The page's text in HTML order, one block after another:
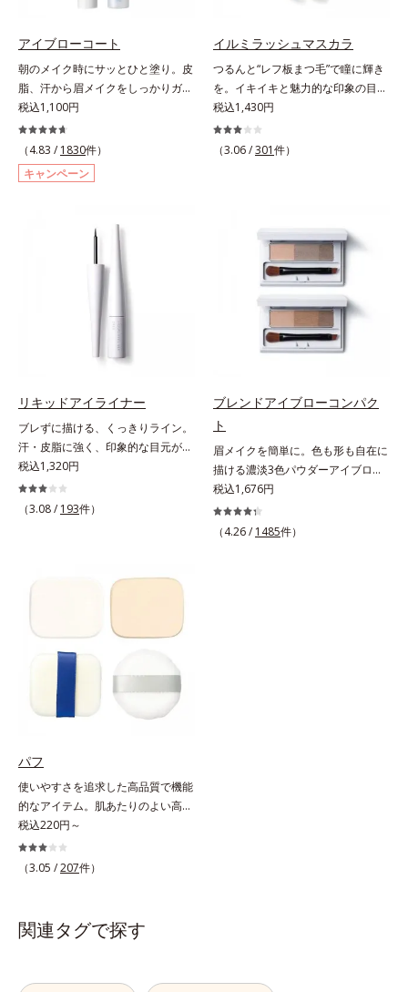
れて丸い粉体になる「バウンスロー
上で転がりやすく、ひと塗りでふわ
っとのび広がります。
アイブローコート
朝のメイク時にサッとひと塗り。皮
脂、汗から眉メイクをしっかりガー
ド！。メイク時に描いた眉の上から
サッとひと塗りするだけで、描いた
ままの美しい眉を長時間キープしま
す。汗、皮脂、こすれなどから美し
い眉をしっかり守るウォータープル
ングで簡単に落とすことができま
す。速乾性のサラッとした透明の液
なので、塗ったことを忘れてしまう
くらい自然な仕上がり。毎日使うも
のだから、肌へのやさしさも考慮
し、植物性保湿成分・ユリエキスを
税込1,100円
（4.83 / 1830件）
キャンペーン
イルミラッシュマスカラ
つるんと“レフ板まつ毛”で瞳に輝き
を。イキイキと魅力的な印象の目元
へ。“レフ板まつ毛”で瞳に光を映り
込ませ、印象的な目元に魅せるマス
カラです。特殊な板状の粉体がまつ
服や気分に合わせて1本で2つの仕上
がりが楽しめる2wayブラシを採用
しました。ひと塗りでまつ毛を根元
から持ち上げて、美しくセパレート
させ、瞳への輝きをサポートしま
す。しなやかにカールをキープし、
汗や皮脂に強いウォータープルーフ
フできます。
税込1,430円
（3.06 /301件）
リキッドアイライナー
ブレずに描ける、くっきりライン。
汗・皮脂に強く、印象的な目元が続
く。なめらかなタッチでブレずに美
しいラインが簡単に描ける、リキッ
ドタイプのアイライナーです。シャ
長い持ち手＆短めの軸で、目の際ギ
ながら、お湯でらくらくオフ(*)でき
て手間要らず！* クレンジングの
際、お湯で落とせます。
税込1,320円
（3.08 / 193件）
ブレンドアイブローコンパク
ト
眉メイクを簡単に。色も形も自在に
描ける濃淡3色パウダーアイブロ
ー。眉は髪の色に合わせると自然。
濃淡3色セットなら、混ぜ方次第で
自分にぴったりの眉色が作れます。
税込1,676円
（4.26 / 1485件）
パフ
使いやすさを追求した高品質で機能
的なアイテム。肌あたりのよい高品
質なパフ。オルビスのすべてのリキ
ッドファンデーションにお使いいた
だけるパフや、それぞれのファンデ
ダーの特性に合わせて開発された機
能的なパフです。用途に合わせてお
税込220円～
（3.05 /207件）
関連タグで探す